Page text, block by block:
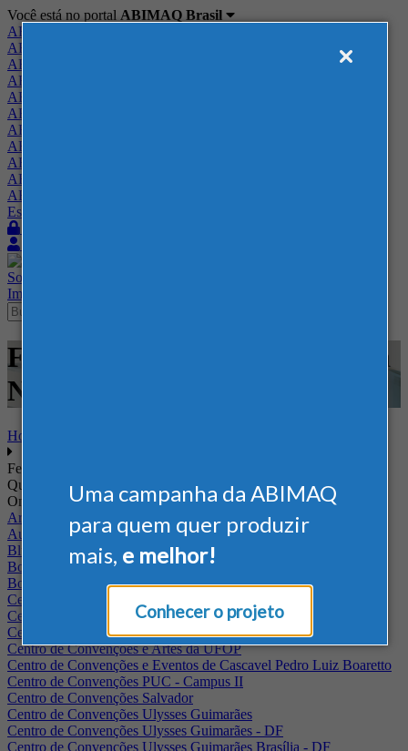
Uma campanha da ABIMAQ
para quem quer produzir
mais, e melhor!
Conhecer o projeto
Você está no portal ABIMAQ Brasil
ABIMAQ Brasil
ABIMAQ Minas Gerais
ABIMAQ Norte-Nordeste
ABIMAQ Paraná
ABIMAQ Piracicaba
ABIMAQ Ribeirão Preto
ABIMAQ Rio de Janeiro
ABIMAQ Rio Grande do Sul
ABIMAQ Santa Catarina
ABIMAQ São Paulo
ABIMAQ Vale do Paraíba
Escritório de Relações Governamentais
Sobre
Imprensa
Feiras - Blumenau - SC - Feira
Nacional
Home
Feiras
Quando
Onde
Arena Jaguariuna
Auditório Albano Franco - FIEPA
Blumenau - SC
BolognaFiere
Boulevard Olimpico - RJ
Centro Internacional de Convenções do Brasil, em Brasília
Centro de Convenções - SE
Centro de Convenções de Pernambuco - PE
Centro de Convenções e Artes da UFOP
Centro de Convenções e Eventos de Cascavel Pedro Luiz Boaretto
Centro de Convenções PUC - Campus II
Centro de Convenções Salvador
Centro de Convenções Ulysses Guimarães
Centro de Convenções Ulysses Guimarães - DF
Centro de Convenções Ulysses Guimarães Brasília - DF